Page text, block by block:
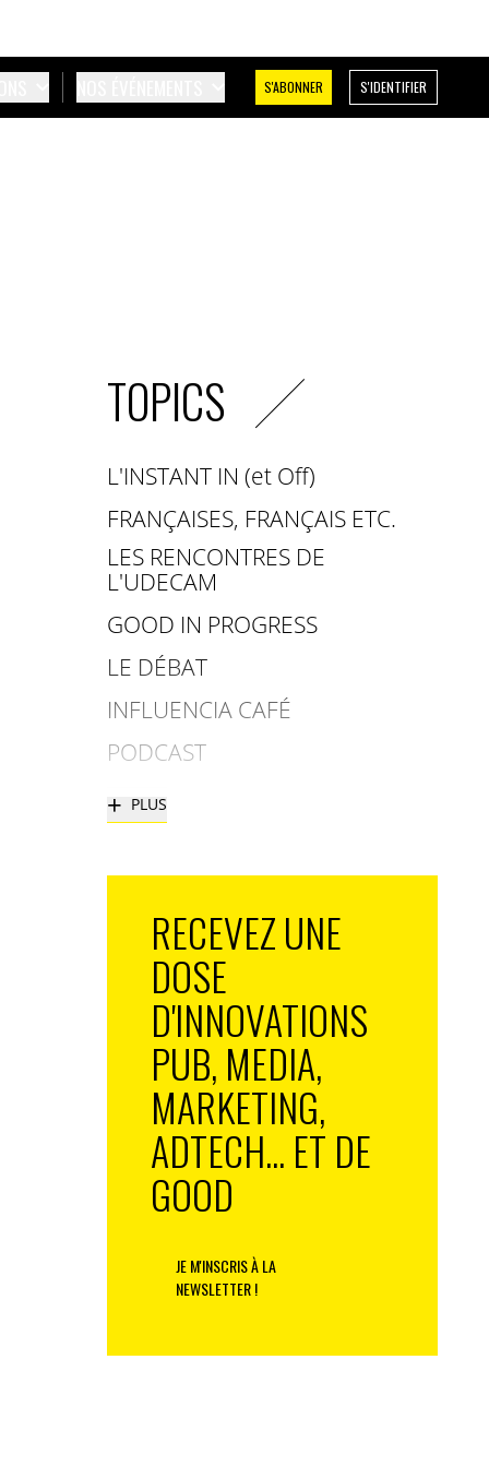
S'ABONNER S'IDENTIFIER
TOPICS
L'INSTANT IN (et Off)
FRANÇAISES, FRANÇAIS ETC.
LES RENCONTRES DE
L'UDECAM
GOOD IN PROGRESS
LE DÉBAT
INFLUENCIA CAFÉ
PODCAST
+ PLUS
RECEVEZ UNE
DOSE
D'INNOVATIONS
PUB, MEDIA,
MARKETING,
ADTECH... ET DE
GOOD
JE M'INSCRIS À LA
NEWSLETTER !